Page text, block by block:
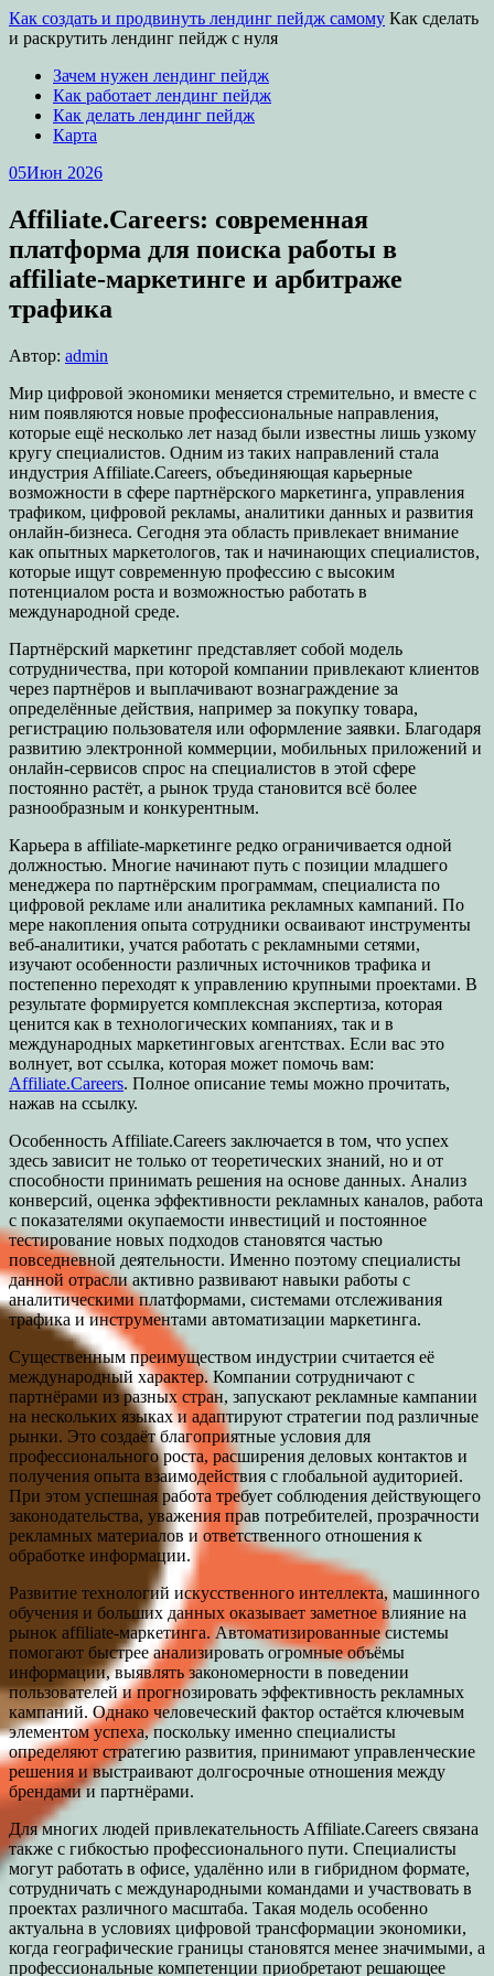
Как создать и продвинуть лендинг пейдж самому Как сделать
и раскрутить лендинг пейдж с нуля
Зачем нужен лендинг пейдж
Как работает лендинг пейдж
Как делать лендинг пейдж
Карта
05Июн 2026
Affiliate.Careers: современная
платформа для поиска работы в
affiliate-маркетинге и арбитраже
трафика
Автор: admin
Мир цифровой экономики меняется стремительно, и вместе с
ним появляются новые профессиональные направления,
которые ещё несколько лет назад были известны лишь узкому
кругу специалистов. Одним из таких направлений стала
индустрия Affiliate.Careers, объединяющая карьерные
возможности в сфере партнёрского маркетинга, управления
трафиком, цифровой рекламы, аналитики данных и развития
онлайн-бизнеса. Сегодня эта область привлекает внимание
как опытных маркетологов, так и начинающих специалистов,
которые ищут современную профессию с высоким
потенциалом роста и возможностью работать в
международной среде.
Партнёрский маркетинг представляет собой модель
сотрудничества, при которой компании привлекают клиентов
через партнёров и выплачивают вознаграждение за
определённые действия, например за покупку товара,
регистрацию пользователя или оформление заявки. Благодаря
развитию электронной коммерции, мобильных приложений и
онлайн-сервисов спрос на специалистов в этой сфере
постоянно растёт, а рынок труда становится всё более
разнообразным и конкурентным.
Карьера в affiliate-маркетинге редко ограничивается одной
должностью. Многие начинают путь с позиции младшего
менеджера по партнёрским программам, специалиста по
цифровой рекламе или аналитика рекламных кампаний. По
мере накопления опыта сотрудники осваивают инструменты
веб-аналитики, учатся работать с рекламными сетями,
изучают особенности различных источников трафика и
постепенно переходят к управлению крупными проектами. В
результате формируется комплексная экспертиза, которая
ценится как в технологических компаниях, так и в
международных маркетинговых агентствах. Если вас это
волнует, вот ссылка, которая может помочь вам:
Affiliate.Careers. Полное описание темы можно прочитать,
нажав на ссылку.
Особенность Affiliate.Careers заключается в том, что успех
здесь зависит не только от теоретических знаний, но и от
способности принимать решения на основе данных. Анализ
конверсий, оценка эффективности рекламных каналов, работа
с показателями окупаемости инвестиций и постоянное
тестирование новых подходов становятся частью
повседневной деятельности. Именно поэтому специалисты
данной отрасли активно развивают навыки работы с
аналитическими платформами, системами отслеживания
трафика и инструментами автоматизации маркетинга.
Существенным преимуществом индустрии считается её
международный характер. Компании сотрудничают с
партнёрами из разных стран, запускают рекламные кампании
на нескольких языках и адаптируют стратегии под различные
рынки. Это создаёт благоприятные условия для
профессионального роста, расширения деловых контактов и
получения опыта взаимодействия с глобальной аудиторией.
При этом успешная работа требует соблюдения действующего
законодательства, уважения прав потребителей, прозрачности
рекламных материалов и ответственного отношения к
обработке информации.
Развитие технологий искусственного интеллекта, машинного
обучения и больших данных оказывает заметное влияние на
рынок affiliate-маркетинга. Автоматизированные системы
помогают быстрее анализировать огромные объёмы
информации, выявлять закономерности в поведении
пользователей и прогнозировать эффективность рекламных
кампаний. Однако человеческий фактор остаётся ключевым
элементом успеха, поскольку именно специалисты
определяют стратегию развития, принимают управленческие
решения и выстраивают долгосрочные отношения между
брендами и партнёрами.
Для многих людей привлекательность Affiliate.Careers связана
также с гибкостью профессионального пути. Специалисты
могут работать в офисе, удалённо или в гибридном формате,
сотрудничать с международными командами и участвовать в
проектах различного масштаба. Такая модель особенно
актуальна в условиях цифровой трансформации экономики,
когда географические границы становятся менее значимыми, а
профессиональные компетенции приобретают решающее